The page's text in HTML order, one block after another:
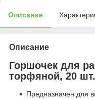
Описание
Описание
Горшочек для
торфяной, 20
Предназначен для